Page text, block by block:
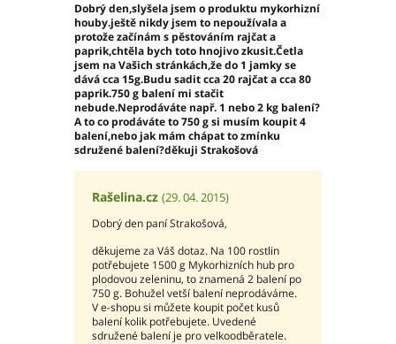
Dobrý den,slyšela jsem o produktu mykorhizní
houby.ještě nikdy jsem to nepoužívala a
protože začínám s pěstováním rajčat a
paprik,chtěla bych toto hnojivo zkusit.Četla
jsem na Vašich stránkách,že do 1 jamky se
dává cca 15g.Budu sadit cca 20 rajčat a cca 80
paprik.750 g balení mi stačit
nebude.Neprodáváte např. 1 nebo 2 kg balení?
A to co prodáváte to 750 g si musím koupit 4
balení,nebo jak mám chápat to zmínku
sdružené balení?děkuji Strakošová
Rašelina.cz (29. 04. 2015)
Dobrý den paní Strakošová,
děkujeme za Váš dotaz. Na 100 rostlin
potřebujete 1500 g Mykorhizních hub pro
plodovou zeleninu, to znamená 2 balení po
750 g. Bohužel vetší balení neprodáváme.
V e-shopu si můžete koupit počet kusů
balení kolik potřebujete. Uvedené
sdružené balení je pro velkoodběratele.